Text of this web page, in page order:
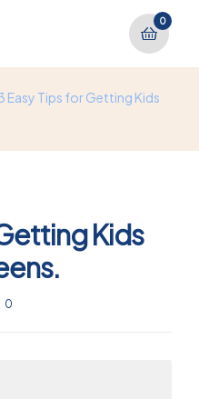
0
Easy Tips for Getting Kids
Kids
0